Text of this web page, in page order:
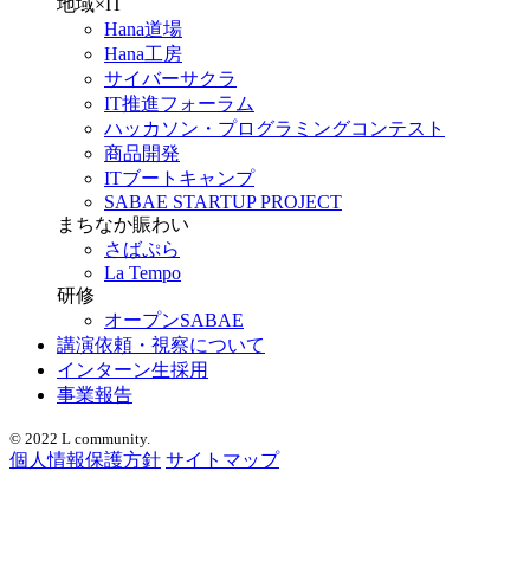
Hana道場
Hana工房
サイバーサクラ
IT推進フォーラム
ハッカソン・プログラミングコンテスト
商品開発
ITブートキャンプ
SABAE STARTUP PROJECT
まちなか賑わい
さばぷら
La Tempo
研修
オープンSABAE
講演依頼・視察について
インターン生採用
事業報告
© 2022 L community.
個人情報保護方針 サイトマップ